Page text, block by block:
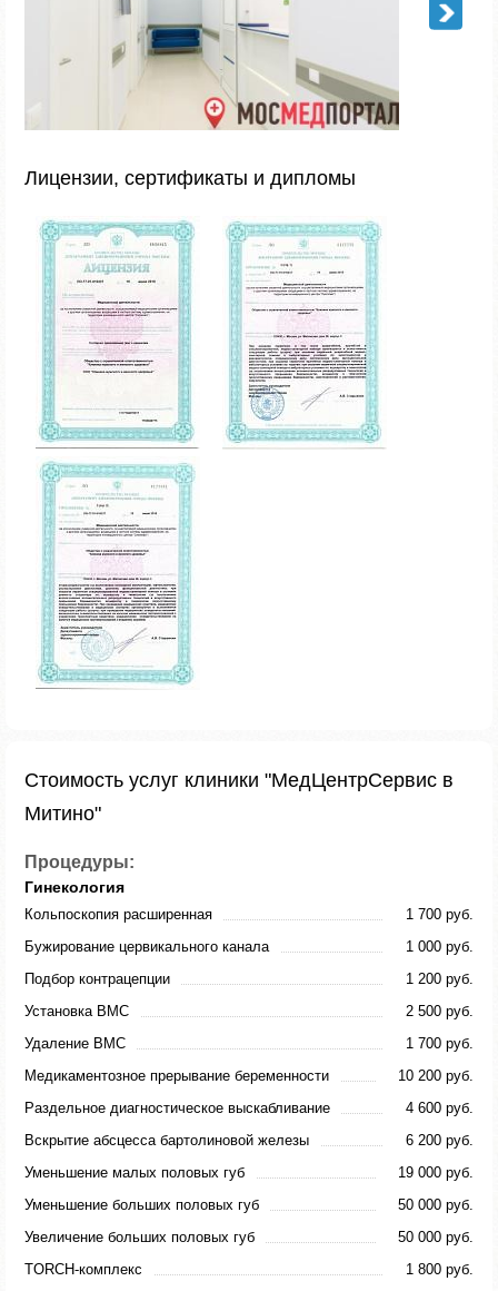
Лицензии, сертификаты и дипломы
Стоимость услуг клиники "МедЦентрСервис в
Митино"
Процедуры:
Гинекология
Кольпоскопия расширенная
1 700 руб.
Бужирование цервикального канала
1 000 руб.
Подбор контрацепции
1 200 руб.
Установка ВМС
2 500 руб.
Удаление ВМС
1 700 руб.
Медикаментозное прерывание беременности
10 200 руб.
Раздельное диагностическое выскабливание
4 600 руб.
Вскрытие абсцесса бартолиновой железы
6 200 руб.
Уменьшение малых половых губ
19 000 руб.
Уменьшение больших половых губ
50 000 руб.
Увеличение больших половых губ
50 000 руб.
TORCH-комплекс
1 800 руб.